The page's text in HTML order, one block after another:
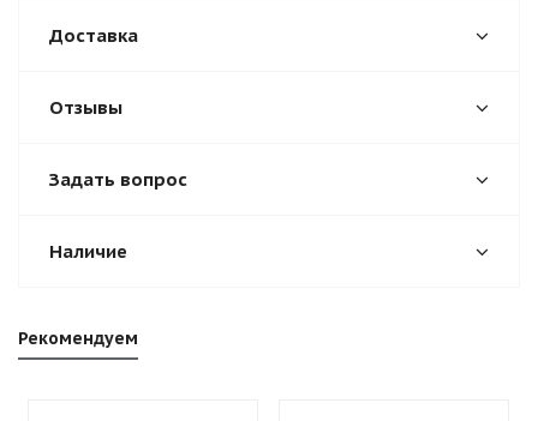
Доставка
Отзывы
Задать вопрос
Наличие
Рекомендуем